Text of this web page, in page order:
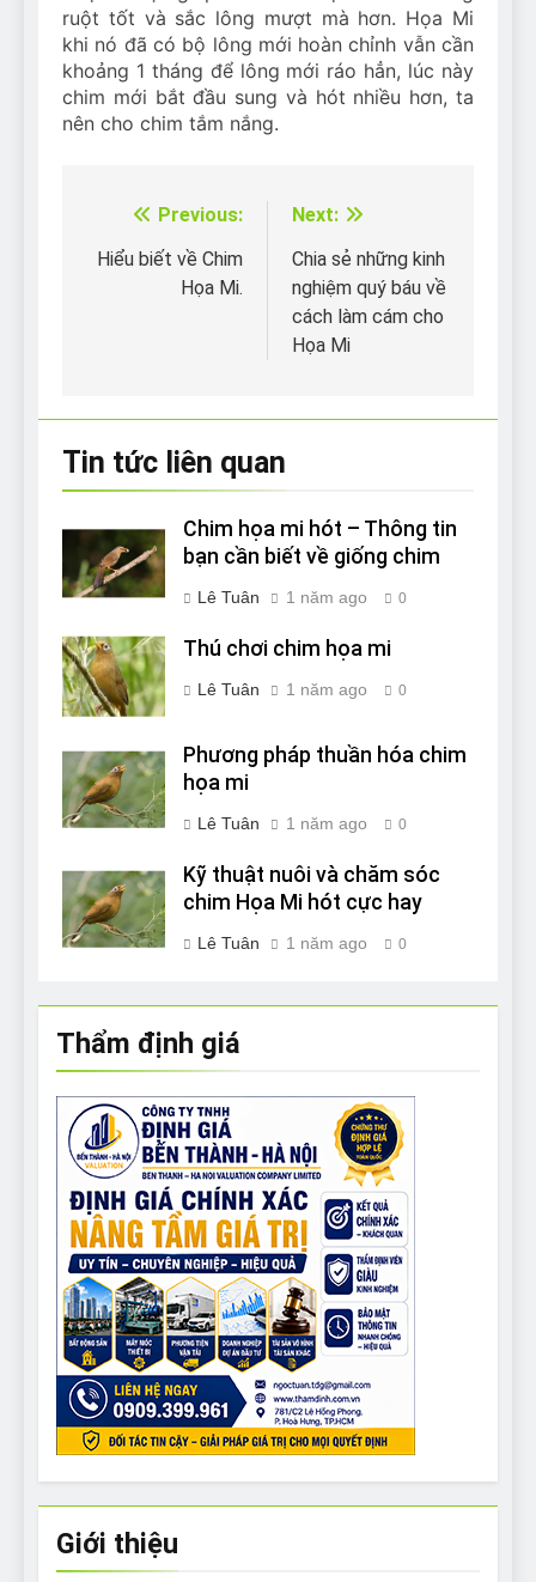
ruột tốt và sắc lông mượt mà hơn. Họa Mi
khi nó đã có bộ lông mới hoàn chỉnh vẫn cần
khoảng 1 tháng để lông mới ráo hẳn, lúc này
chim mới bắt đầu sung và hót nhiều hơn, ta
nên cho chim tắm nắng.
Điều
hướng
Previous:
Hiểu biết về Chim
Họa Mi.
Next:
Chia sẻ những kinh
nghiệm quý báu về
cách làm cám cho
Họa Mi
Tin tức liên quan
Chim họa mi hót – Thông tin
bạn cần biết về giống chim
Lê Tuân 1 năm ago 0
Thú chơi chim họa mi
Lê Tuân 1 năm ago 0
Phương pháp thuần hóa chim
họa mi
Lê Tuân 1 năm ago 0
Kỹ thuật nuôi và chăm sóc
chim Họa Mi hót cực hay
Lê Tuân 1 năm ago 0
Thẩm định giá
Giới thiệu